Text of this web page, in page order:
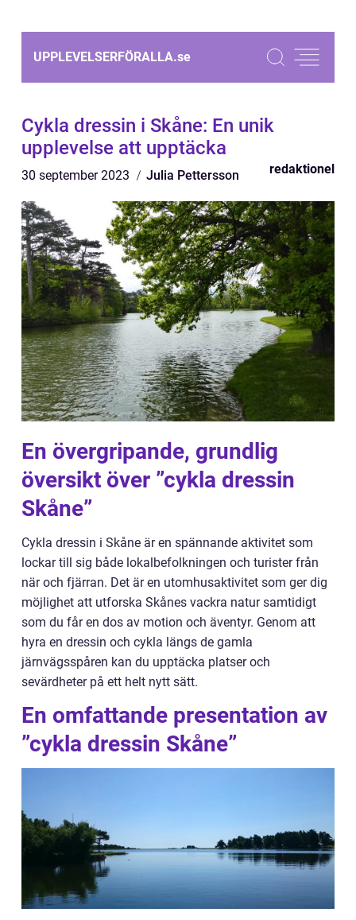
UPPLEVELSERFÖRALLA.se
Cykla dressin i Skåne: En unik
upplevelse att upptäcka
30 september 2023 Julia Pettersson redaktionel
En övergripande, grundlig
översikt över ”cykla dressin
Skåne”
Cykla dressin i Skåne är en spännande aktivitet som
lockar till sig både lokalbefolkningen och turister från
när och fjärran. Det är en utomhusaktivitet som ger dig
möjlighet att utforska Skånes vackra natur samtidigt
som du får en dos av motion och äventyr. Genom att
hyra en dressin och cykla längs de gamla
järnvägsspåren kan du upptäcka platser och
sevärdheter på ett helt nytt sätt.
En omfattande presentation av
”cykla dressin Skåne”